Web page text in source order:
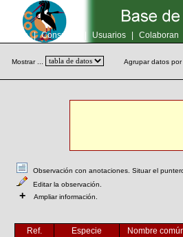
Inicio | Consultas Usuarios Colaboran
Mostrar ... Agrupar datos por
Observación con anotaciones. Situar el
Editar la observación.
+ Ampliar información.
Ref. Especie Nombre